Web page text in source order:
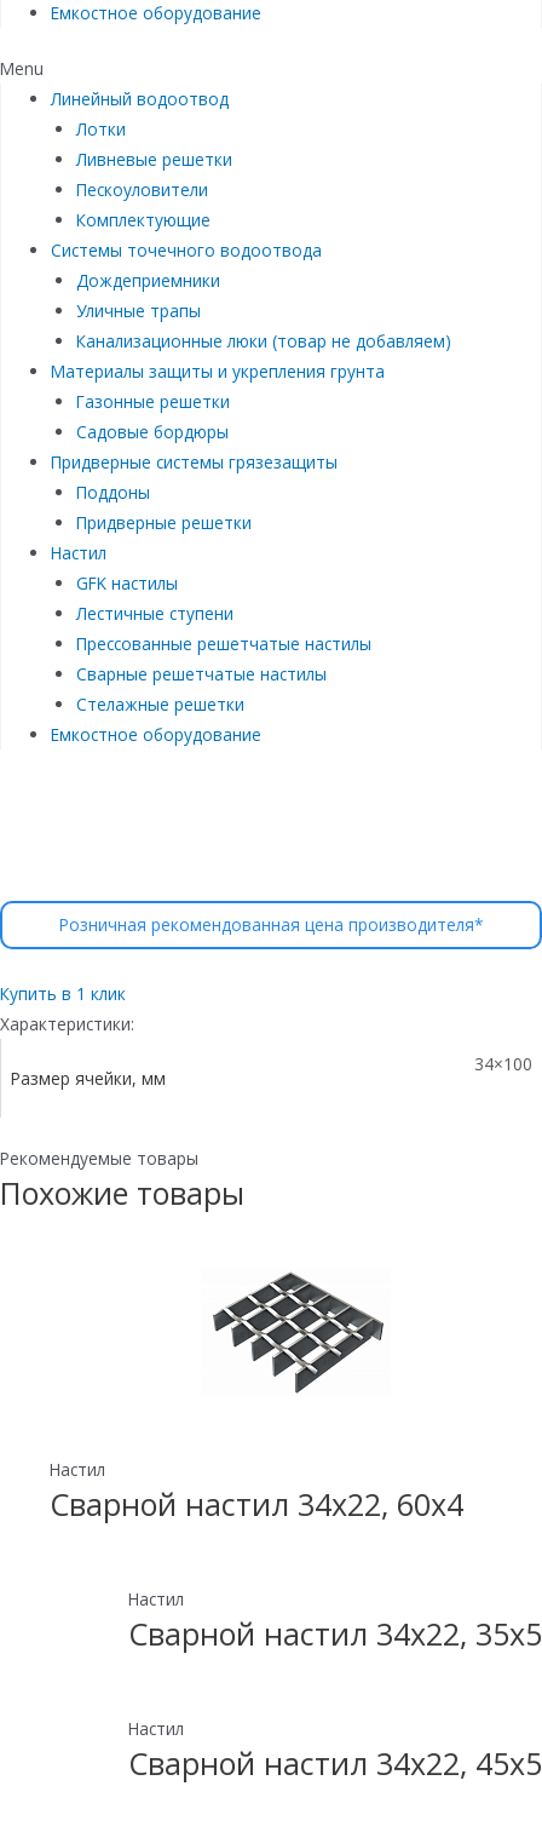
Емкостное оборудование
Menu
Линейный водоотвод
Лотки
Ливневые решетки
Пескоуловители
Комплектующие
Системы точечного водоотвода
Дождеприемники
Уличные трапы
Канализационные люки (товар не добавляем)
Материалы защиты и укрепления грунта
Газонные решетки
Садовые бордюры
Придверные системы грязезащиты
Поддоны
Придверные решетки
Настил
GFK настилы
Лестичные ступени
Прессованные решетчатые настилы
Сварные решетчатые настилы
Стелажные решетки
Емкостное оборудование
Розничная рекомендованная цена производителя*
Купить в 1 клик
Характеристики:
Размер ячейки, мм
34×100
Рекомендуемые товары
Похожие товары
Настил
Сварной настил 34х22, 60х4
Настил
Сварной настил 34х22, 35х5
Настил
Сварной настил 34х22, 45х5